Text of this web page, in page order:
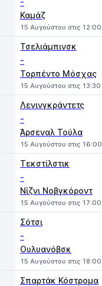
Καμάζ
15 Αυγούστου στις 12:00
Τσελιάμπινσκ
-
Τορπέντο Μόσχας
15 Αυγούστου στις 13:30
Λενινγκράντετς
-
Άρσεναλ Τούλα
15 Αυγούστου στις 16:00
Τεκστίλστικ
-
Νίζνι Νοβγκόροντ
15 Αυγούστου στις 17:00
Σότσι
-
Ουλυανόβσκ
15 Αυγούστου στις 18:00
Σπαρτάκ Κόστρομα